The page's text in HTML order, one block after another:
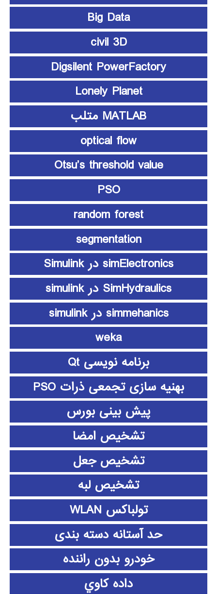
Big Data
civil 3D
Digsilent PowerFactory
Lonely Planet
MATLAB متلب
optical flow
Otsu’s threshold value
PSO
random forest
segmentation
simElectronics در Simulink
SimHydraulics در simulink
simmehanics در simulink
weka
برنامه نویسی Qt
بهنیه سازی تجمعی ذرات PSO
پیش بینی بورس
تشخیص امضا
تشخیص جعل
تشخیص لبه
تولباکس WLAN
حد آستانه دسته بندی
خودرو بدون راننده
داده كاوي